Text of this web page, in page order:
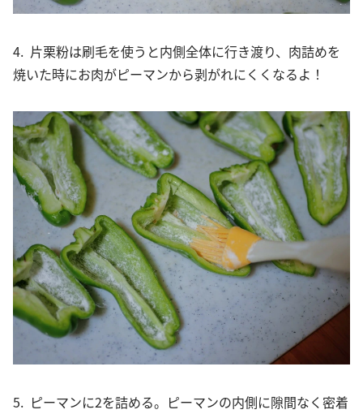
4. 片栗粉は刷毛を使うと内側全体に行き渡り、肉詰めを
焼いた時にお肉がピーマンから剥がれにくくなるよ！
5. ピーマンに2を詰める。ピーマンの内側に隙間なく密着